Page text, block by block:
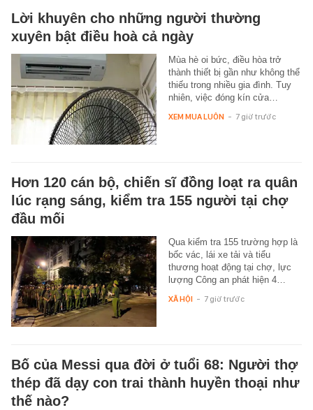
Lời khuyên cho những người thường
xuyên bật điều hoà cả ngày
Mùa hè oi bức, điều hòa trở
thành thiết bị gần như không thể
thiếu trong nhiều gia đình. Tuy
nhiên, việc đóng kín cửa…
XEM MUA LUÔN - 7 giờ trước
Hơn 120 cán bộ, chiến sĩ đồng loạt ra quân
lúc rạng sáng, kiểm tra 155 người tại chợ
đầu mối
Qua kiểm tra 155 trường hợp là
bốc vác, lái xe tải và tiểu
thương hoạt động tại chợ, lực
lượng Công an phát hiện 4…
XÃ HỘI - 7 giờ trước
Bố của Messi qua đời ở tuổi 68: Người thợ
thép đã dạy con trai thành huyền thoại như
thế nào?